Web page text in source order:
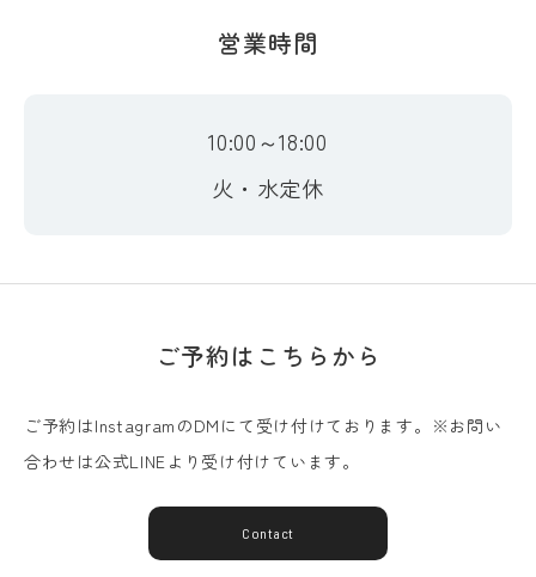
営業時間
10:00～18:00
火・水定休
ご予約はこちらから
ご予約はInstagramのDMにて受け付けております。※お問い
合わせは公式LINEより受け付けています。
Contact